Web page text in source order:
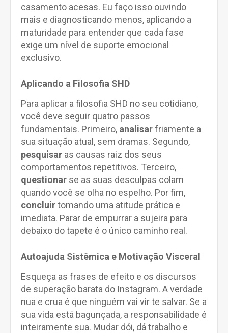
casamento acesas. Eu faço isso ouvindo
mais e diagnosticando menos, aplicando a
maturidade para entender que cada fase
exige um nível de suporte emocional
exclusivo.
Aplicando a Filosofia SHD
Para aplicar a filosofia SHD no seu cotidiano,
você deve seguir quatro passos
fundamentais. Primeiro, analisarfriamente a
sua situação atual, sem dramas. Segundo,
pesquisar as causas raiz dos seus
comportamentos repetitivos. Terceiro,
questionar se as suas desculpas colam
quando você se olha no espelho. Por fim,
concluirtomando uma atitude prática e
imediata. Parar de empurrar a sujeira para
debaixo do tapete é o único caminho real.
Autoajuda Sistêmica e Motivação Visceral
Esqueça as frases de efeito e os discursos
de superação barata do Instagram. A verdade
nua e crua é que ninguém vai vir te salvar. Se a
sua vida está bagunçada, a responsabilidade é
inteiramente sua. Mudar dói, dá trabalho e